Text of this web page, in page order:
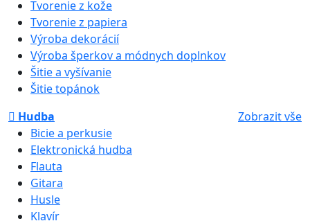
Tvorenie z kože
Tvorenie z papiera
Výroba dekorácií
Výroba šperkov a módnych doplnkov
Šitie a vyšívanie
Šitie topánok
Hudba
Zobrazit vše
Bicie a perkusie
Elektronická hudba
Flauta
Gitara
Husle
Klavír